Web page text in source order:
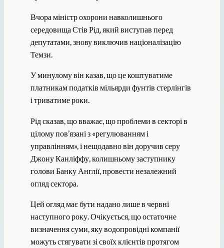
Вчора міністр охорони навколишнього
середовища Стів Рід, який виступав перед
депутатами, знову виключив націоналізацію
Темзи.
У минулому він казав, що це коштуватиме
платникам податків мільярди фунтів стерлінгів
і триватиме роки.
Рід сказав, що вважає, що проблеми в секторі в
цілому пов’язані з «регулюванням і
управлінням», і нещодавно він доручив серу
Джону Канліффу, колишньому заступнику
голови Банку Англії, провести незалежний
огляд сектора.
Цей огляд має бути надано лише в червні
наступного року. Очікується, що остаточне
визначення суми, яку водопровідні компанії
можуть стягувати зі своїх клієнтів протягом